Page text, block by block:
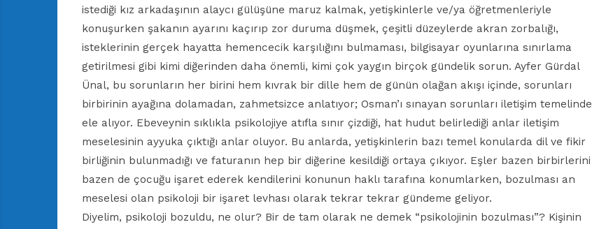
istediği kız arkadaşının alaycı gülüşüne maruz kalmak, yetişkinlerle ve/ya öğretmenleriyle
konuşurken şakanın ayarını kaçırıp zor duruma düşmek, çeşitli düzeylerde akran zorbalığı,
isteklerinin gerçek hayatta hemencecik karşılığını bulmaması, bilgisayar oyunlarına sınırlama
getirilmesi gibi kimi diğerinden daha önemli, kimi çok yaygın birçok gündelik sorun. Ayfer Gürdal
Ünal, bu sorunların her birini hem kıvrak bir dille hem de günün olağan akışı içinde, sorunları
birbirinin ayağına dolamadan, zahmetsizce anlatıyor; Osman’ı sınayan sorunları iletişim temelinde
ele alıyor. Ebeveynin sıklıkla psikolojiye atıfla sınır çizdiği, hat hudut belirlediği anlar iletişim
meselesinin ayyuka çıktığı anlar oluyor. Bu anlarda, yetişkinlerin bazı temel konularda dil ve fikir
birliğinin bulunmadığı ve faturanın hep bir diğerine kesildiği ortaya çıkıyor. Eşler bazen birbirlerini
bazen de çocuğu işaret ederek kendilerini konunun haklı tarafına konumlarken, bozulması an
meselesi olan psikoloji bir işaret levhası olarak tekrar tekrar gündeme geliyor.
Diyelim, psikoloji bozuldu, ne olur? Bir de tam olarak ne demek “psikolojinin bozulması”? Kişinin